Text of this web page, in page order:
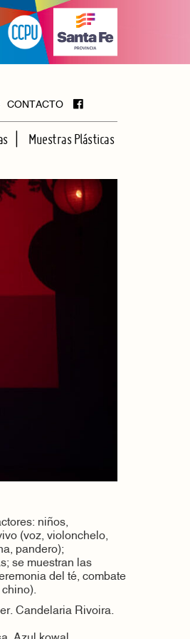
CONTACTO
Muestras Plásticas
niños,
(voz, violonchelo,
pandero);
se muestran las
del té, combate
Candelaria Rivoira.